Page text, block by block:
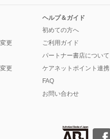
更
更
ヘルプ＆ガイド
初めての方へ
ご利用ガイド
パートナー書店について
ケアネットポイント連携
FAQ
お問い合わせ